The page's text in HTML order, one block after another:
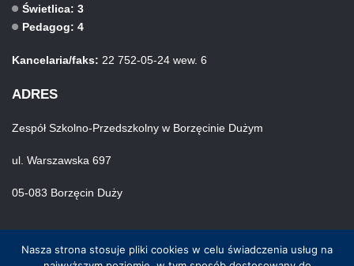
Świetlica: 3
Pedagog: 4
Kancelaria/faks: 22 752-05-24 wew. 6
ADRES
Zespół Szkolno-Przedszkolny w Borzęcinie Dużym
ul. Warszawska 697
05-083 Borzęcin Duży
Nasza strona stosuje pliki cookies w celu świadczenia usług na